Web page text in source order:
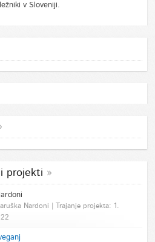
v Sloveniji.
projekti
Nardoni | Trajanje projekta: 1.